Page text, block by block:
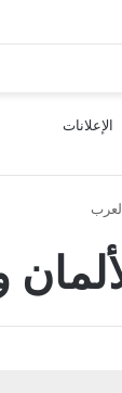
الإعلانات